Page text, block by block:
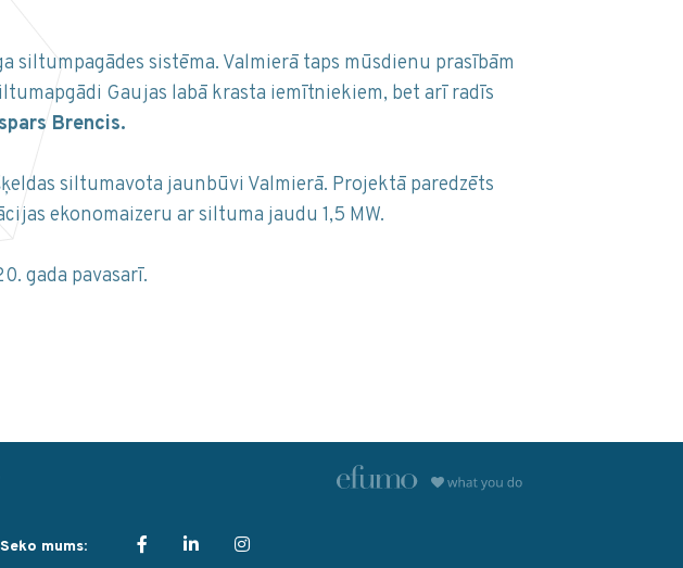
sistēma. Valmierā taps mūsdienu prasībām
Gaujas labā krasta iemītniekiem, bet arī radīs
Brencis.
siltumavota jaunbūvi Valmierā. Projektā paredzēts
ekonomaizeru ar siltuma jaudu 1,5 MW.
gada pavasarī.
Seko mums: